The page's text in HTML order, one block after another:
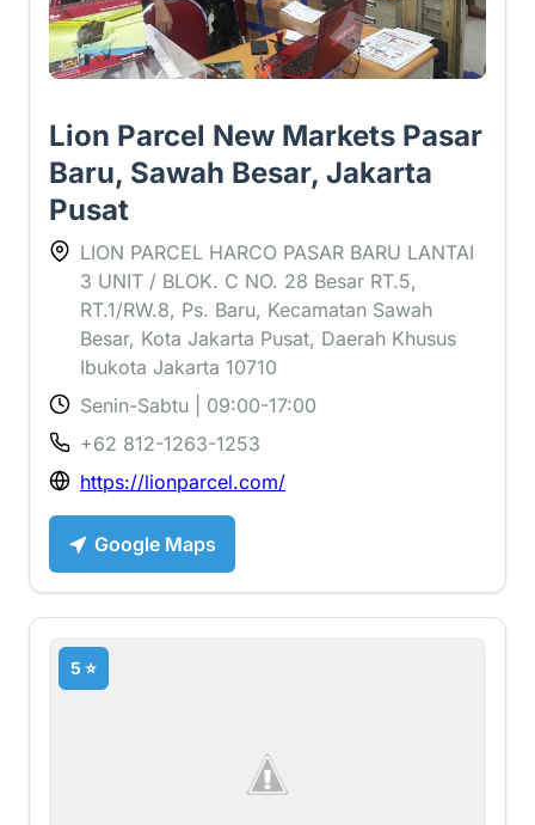
Lion Parcel New Markets Pasar
Baru, Sawah Besar, Jakarta
Pusat
LION PARCEL HARCO PASAR BARU LANTAI
3 UNIT / BLOK. C NO. 28 Besar RT.5,
RT.1/RW.8, Ps. Baru, Kecamatan Sawah
Besar, Kota Jakarta Pusat, Daerah Khusus
Ibukota Jakarta 10710
Senin-Sabtu | 09:00-17:00
+62 812-1263-1253
https://lionparcel.com/
Google Maps
5 ⭐